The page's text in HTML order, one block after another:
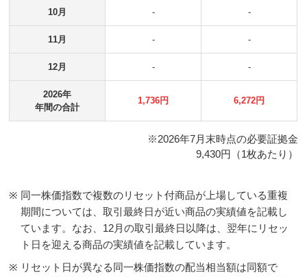
10月 - -
11月 - -
12月 - -
2026年
年間の合計
1,736円 6,272円
※2026年7月 末時点の必要証拠金
9,430円（1枚あたり）
※ 同一株価指数で複数のリセット付商品が上場している重複
期間については、取引最終日が近い商品の実績値を記載し
ています。なお、12月の取引最終日以降は、翌年にリセッ
ト日を迎える商品の実績値を記載しています。
※ リセット日が異なる同一株価指数の配当相当額は同額で